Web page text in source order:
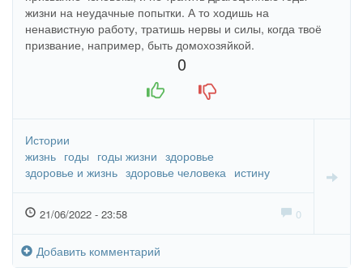
жизни на неудачные попытки. А то ходишь на
ненавистную работу, тратишь нервы и силы, когда твоё
призвание, например, быть домохозяйкой.
0
Истории
жизнь годы годы жизни здоровье
здоровье и жизнь здоровье человека истину
21/06/2022 - 23:58 0
Добавить комментарий